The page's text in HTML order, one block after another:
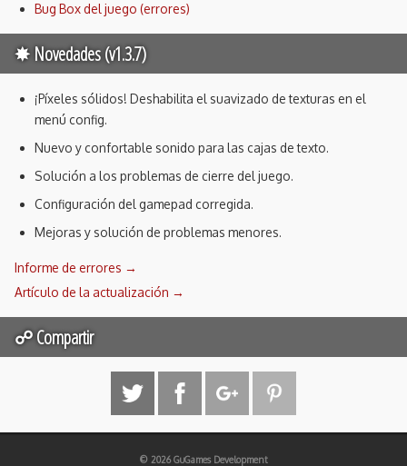
Bug Box del juego (errores)
✸ Novedades (v1.3.7)
¡Píxeles sólidos! Deshabilita el suavizado de texturas en el
menú config.
Nuevo y confortable sonido para las cajas de texto.
Solución a los problemas de cierre del juego.
Configuración del gamepad corregida.
Mejoras y solución de problemas menores.
Informe de errores →
Artículo de la actualización →
☍ Compartir
© 2026 GuGames Development